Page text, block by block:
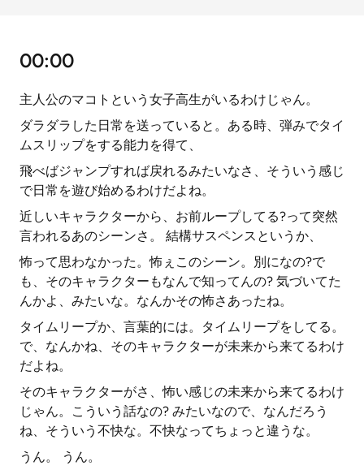
00:00
主人公のマコトという女子高生がいるわけじゃん。
ダラダラした日常を送っていると。ある時、弾みでタイ
ムスリップをする能力を得て、
飛べばジャンプすれば戻れるみたいなさ、そういう感じ
で日常を遊び始めるわけだよね。
近しいキャラクターから、お前ループしてる?って突然
言われるあのシーンさ。 結構サスペンスというか、
怖って思わなかった。怖ぇこのシーン。別になの?で
も、そのキャラクターもなんで知ってんの? 気づいてた
んかよ、みたいな。なんかその怖さあったね。
タイムリープか、言葉的には。タイムリープをしてる。
で、なんかね、そのキャラクターが未来から来てるわけ
だよね。
そのキャラクターがさ、怖い感じの未来から来てるわけ
じゃん。こういう話なの? みたいなので、なんだろう
ね、そういう不快な。不快なってちょっと違うな。
うん。 うん。